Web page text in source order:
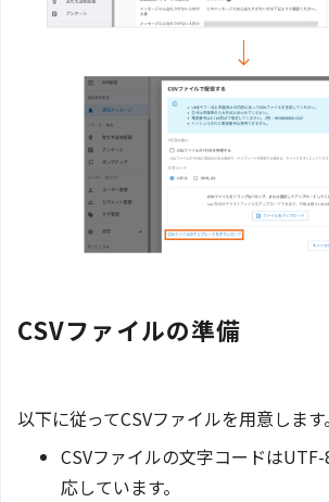
CSVファイルの準備
以下に従ってCSVファイルを用意します。
CSVファイルの文字コードは
応しています。